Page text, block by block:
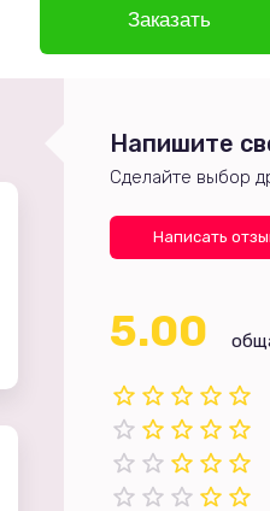
Напишите
Сделайте выбор
Написать
5.00